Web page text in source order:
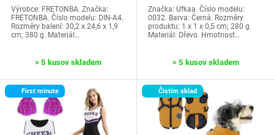
Výrobce: FRETONBA. Značka:
FRETONBA. Číslo modelu: DIN-A4.
Rozměry balení: 30,2 x 24,6 x 1,9
cm; 380 g. Materiál…
> 5 kusov skladem
Značka: Ufkaa. Číslo modelu:
0032. Barva: Černá. Rozměry
produktu: 1 x 1 x 0,5 cm; 280 g.
Materiál: Dřevo. Hmotnost…
> 5 kusov skladem
First minute Čistím sklad